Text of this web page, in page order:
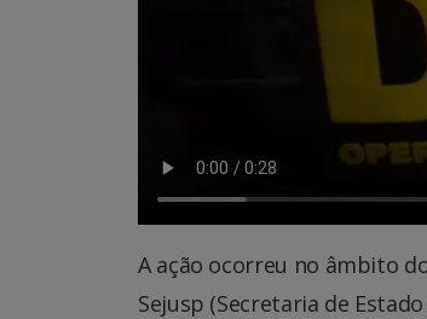
A ação ocorreu no âmbito
Sejusp (Secretaria de